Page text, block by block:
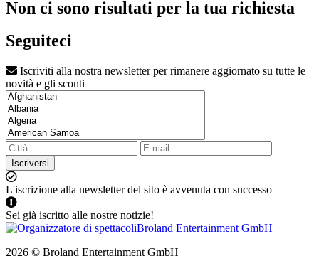
Non ci sono risultati per la tua richiesta
Seguiteci
Iscriviti alla nostra newsletter per rimanere aggiornato su tutte le
novità e gli sconti
Iscriversi
L'iscrizione alla newsletter del sito è avvenuta con successo
Sei già iscritto alle nostre notizie!
2026 © Broland Entertainment GmbH